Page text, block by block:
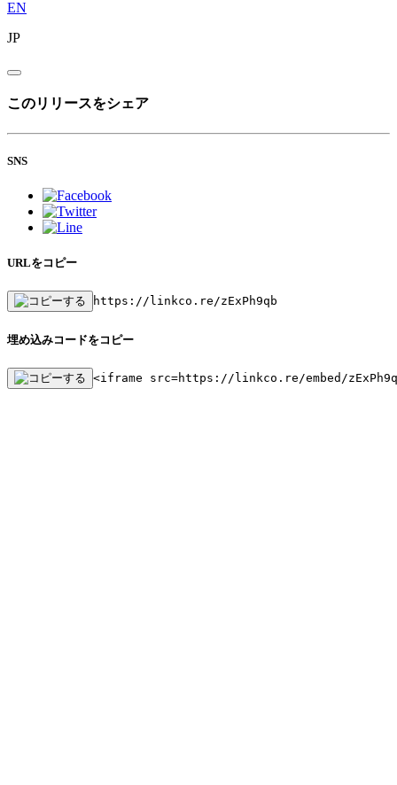
EN
JP
このリリースをシェア
SNS
URLをコピー
https://linkco.re/zExPh9qb
埋め込みコードをコピー
<iframe src=https://linkco.re/embed/